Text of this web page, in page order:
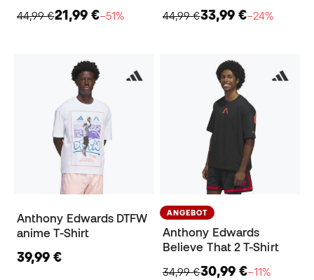
44,99 €21,99 €−51%
44,99 €33,99 €−24%
Anthony Edwards DTFW
anime T-Shirt
39,99 €
ANGEBOT
Anthony Edwards
Believe That 2 T-Shirt
34,99 €30,99 €−11%